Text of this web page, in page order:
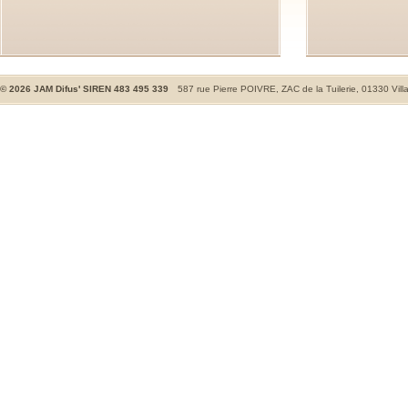
©2026 JAM Difus' SIREN 483 495 339 587 rue Pierre POIVRE, ZAC de la Tuilerie, 01330